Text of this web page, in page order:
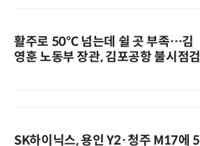
활주로 50℃ 넘는데 쉴 곳 부족…김
영훈 노동부 장관, 김포공항 불시점검
SK하이닉스, 용인 Y2·청주 M17에 5